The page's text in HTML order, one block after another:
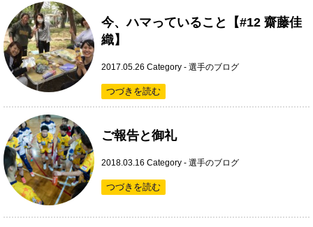
今、ハマっていること【#12 齋藤佳
織】
2017.05.26 Category - 選手のブログ
つづきを読む
ご報告と御礼
2018.03.16 Category - 選手のブログ
つづきを読む